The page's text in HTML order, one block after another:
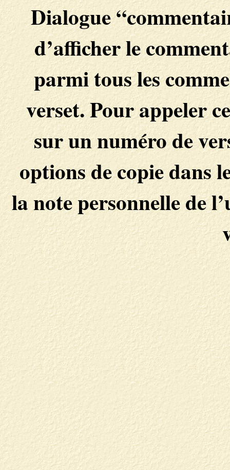
Dialogue
d’afficher le
parmi tous les
verset. Pour appeler
sur un numéro de
options de copie dans
la note personnelle de